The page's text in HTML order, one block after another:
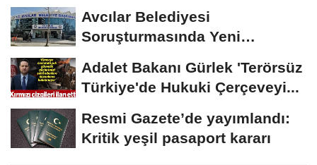
Avcılar Belediyesi
Soruşturmasında Yeni
Adalet Bakanı Gürlek 'Terörsüz
Türkiye'de Hukuki Çerçeveyi...
Resmi Gazete’de yayımlandı:
Kritik yeşil pasaport kararı